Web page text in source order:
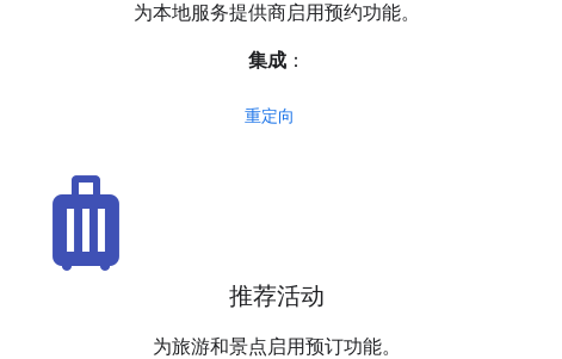
为本地服务提供商启用预约功能。
集成 ：
重定向
luggage
推荐活动
为旅游和景点启用预订功能。